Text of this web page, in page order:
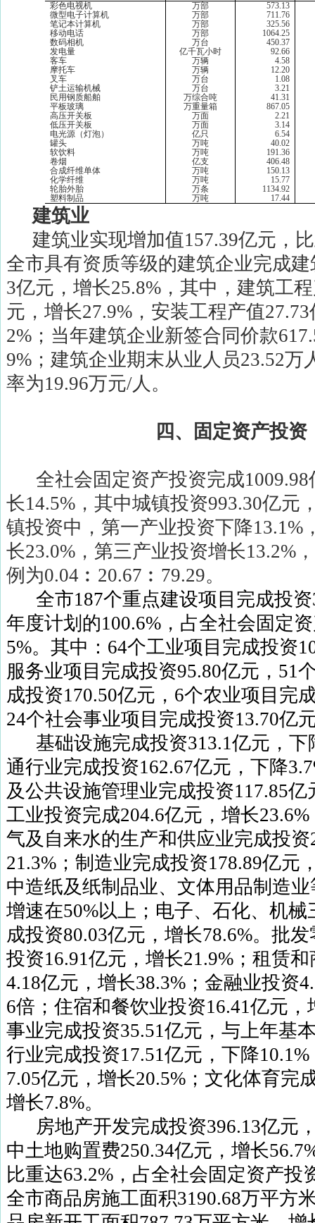
彩色电视机
微型电子计算机
笔记本计算机
移动电话
数码相机
发电量
客车
摩托车
叉车
铲土运输机械
民用钢质船舶
平板玻璃
高压开关板
低压开关板
电光源（灯泡）
罐头
软饮料
卷烟
合成纤维单体
化学纤维
轮胎外胎
塑料制品
万部
万部
万部
万部
万台
亿千瓦小时
万辆
万辆
万台
万台
万综合吨
万重量箱
万面
万面
亿只
万吨
万吨
亿支
万吨
万吨
万条
万吨
573.13
711.76
325.56
1064.25
450.37
92.66
4.58
12.20
1.08
3.21
41.31
867.05
2.21
3.14
6.54
40.02
191.36
406.48
150.13
15.77
1134.92
17.44
建筑业
建筑业实现增加值157.39亿元，
全市具有资质等级的建筑企业完成
3亿元，增长25.8% ，其中，建筑工
元，增长27.9% ，安装工程产值27.73
2% ；当年建筑企业新签合同价款
9% ；建筑企业期末从业人员23.52万
率为19.96万元/人。
四、固定资产投资
全社会固定资产投资完成1009.98
长14.5% ，其中城镇投资993.30亿元
镇投资中，第一产业投资下降13.1%
长23.0% ，第三产业投资增长13.2%
例为0.04 ︰ 20.67 ︰ 79.29。
全市187个重点建设项目完成投资
年度计划的100.6% ，占全社会固定
5%。其中： 64个工业项目完成投资
服务业项目完成投资95.80亿元， 51
成投资170.50亿元， 6个农业项目完
24个社会事业项目完成投资13.70亿
基础设施完成投资313.1亿元，下
通行业完成投资162.67亿元，下降
及公共设施管理业完成投资117.85亿
工业投资完成204.6亿元，增长23.6%
气及自来水的生产和供应业完成投资
21.3% ；制造业完成投资178.89亿元
中造纸及纸制品业、文体用品制造业
增速在50%以上；电子、石化、机械
成投资80.03亿元，增长78.6%。批
投资16.91亿元，增长21.9% ；租赁
4.18亿元，增长38.3% ；金融业投资
6倍；住宿和餐饮业投资16.41亿元，
事业完成投资35.51亿元，与上年基
行业完成投资17.51亿元，下降10.1%
7.05亿元，增长20.5% ；文化体育完
增长7.8%。
房地产开发完成投资396.13亿元
中土地购置费250.34亿元，增长
比重达63.2% ，占全社会固定资产投
全市商品房施工面积3190.68万平方